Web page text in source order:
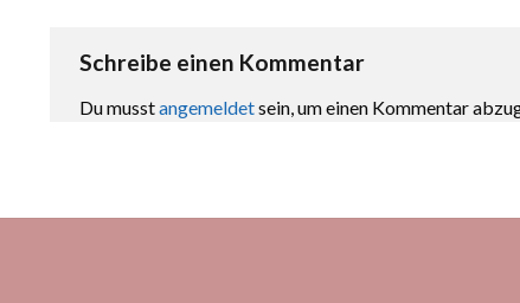
Schreibe einen Kommentar
Du musstangemeldetsein, um einen Kommentar